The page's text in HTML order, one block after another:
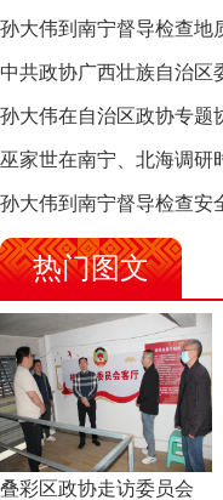
热门图文
叠彩区政协走访委员会